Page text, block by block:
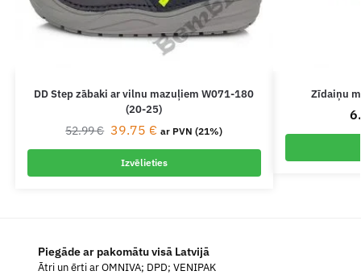
DD Step zābaki ar vilnu mazuļiem W071-180
(20-25)
52.99€ 39.75 € ar PVN (21%)
Izvēlieties
Zīdaiņu
Piegāde ar pakomātu visā Latvijā
Ātri un ērti ar OMNIVA; DPD; VENIPAK